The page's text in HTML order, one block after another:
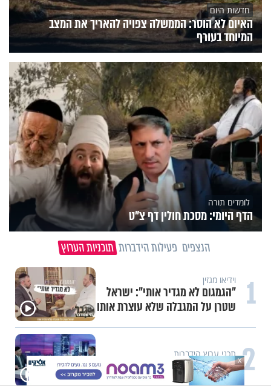
חדשות היום
האיום לא הוסר: הממשלה צפויה להאריך את המצב
המיוחד בעורף
לומדים תורה
הדף היומי: מסכת חולין דף צ"ט
הנצפים פעילות הידברות תוכניות הערוץ
1 וידיאו מגזין
"הגמגום לא מגדיר אותי": ישראל
שטרן על המגבלה שלא עוצרת אותו
2 תכני ערוץ הידברות
חלום אדיר: מקבץ סגולות X